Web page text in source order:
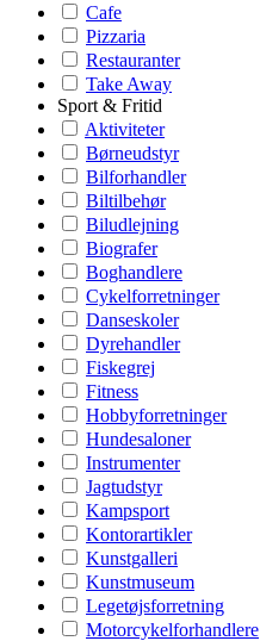
Cafe
Pizzaria
Restauranter
Take Away
Sport & Fritid
Aktiviteter
Børneudstyr
Bilforhandler
Biltilbehør
Biludlejning
Biografer
Boghandlere
Cykelforretninger
Danseskoler
Dyrehandler
Fiskegrej
Fitness
Hobbyforretninger
Hundesaloner
Instrumenter
Jagtudstyr
Kampsport
Kontorartikler
Kunstgalleri
Kunstmuseum
Legetøjsforretning
Motorcykelforhandlere